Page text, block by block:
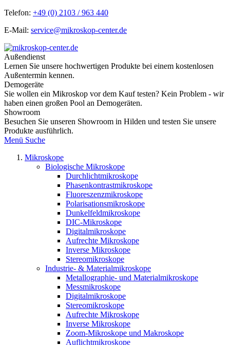
Telefon: +49 (0) 2103 / 963 440
E-Mail: service@mikroskop-center.de
Außendienst
Lernen Sie unsere hochwertigen Produkte bei einem kostenlosen
Außentermin kennen.
Demogeräte
Sie wollen ein Mikroskop vor dem Kauf testen? Kein Problem - wir
haben einen großen Pool an Demogeräten.
Showroom
Besuchen Sie unseren Showroom in Hilden und testen Sie unsere
Produkte ausführlich.
Menü Suche
Mikroskope
Biologische Mikroskope
Durchlichtmikroskope
Phasenkontrastmikroskope
Fluoreszenzmikroskope
Polarisationsmikroskope
Dunkelfeldmikroskope
DIC-Mikroskope
Digitalmikroskope
Aufrechte Mikroskope
Inverse Mikroskope
Stereomikroskope
Industrie- & Materialmikroskope
Metallographie- und Materialmikroskope
Messmikroskope
Digitalmikroskope
Stereomikroskope
Aufrechte Mikroskope
Inverse Mikroskope
Zoom-Mikroskope und Makroskope
Auflichtmikroskope